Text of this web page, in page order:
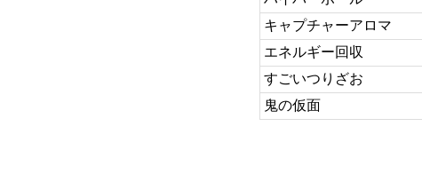
キャプチャーアロマ
エネルギー回収
すごいつりざお
鬼の仮面